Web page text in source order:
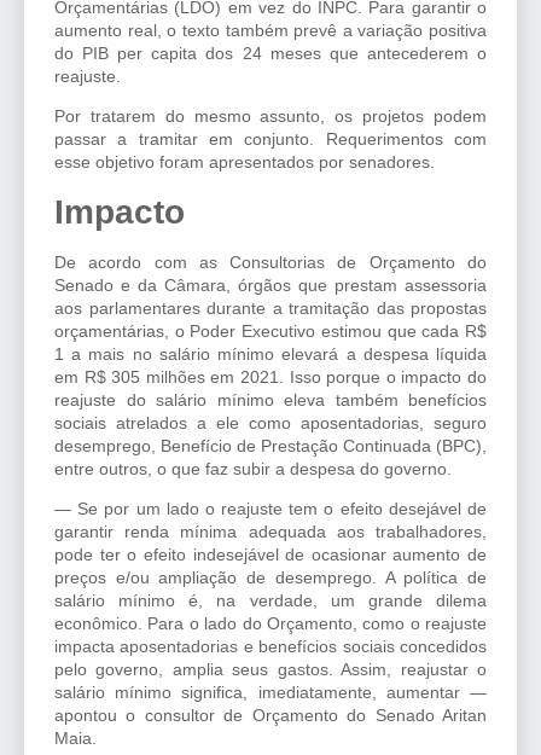
Orçamentárias (LDO) em vez do INPC. Para garantir o
aumento real, o texto também prevê a variação positiva
do PIB per capita dos 24 meses que antecederem o
reajuste.
Por tratarem do mesmo assunto, os projetos podem
passar a tramitar em conjunto. Requerimentos com
esse objetivo foram apresentados por senadores.
Impacto
De acordo com as Consultorias de Orçamento do
Senado e da Câmara, órgãos que prestam assessoria
aos parlamentares durante a tramitação das propostas
orçamentárias, o Poder Executivo estimou que cada R$
1 a mais no salário mínimo elevará a despesa líquida
em R$ 305 milhões em 2021. Isso porque o impacto do
reajuste do salário mínimo eleva também benefícios
sociais atrelados a ele como aposentadorias, seguro
desemprego, Benefício de Prestação Continuada (BPC),
entre outros, o que faz subir a despesa do governo.
— Se por um lado o reajuste tem o efeito desejável de
garantir renda mínima adequada aos trabalhadores,
pode ter o efeito indesejável de ocasionar aumento de
preços e/ou ampliação de desemprego. A política de
salário mínimo é, na verdade, um grande dilema
econômico. Para o lado do Orçamento, como o reajuste
impacta aposentadorias e benefícios sociais concedidos
pelo governo, amplia seus gastos. Assim, reajustar o
salário mínimo significa, imediatamente, aumentar —
apontou o consultor de Orçamento do Senado Aritan
Maia.